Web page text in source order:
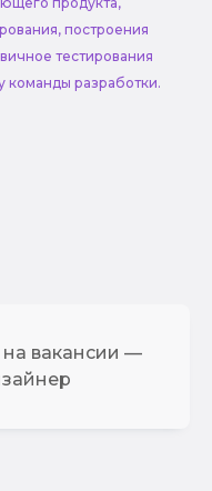
построения
тестирования
команды разработки.
на вакансии —